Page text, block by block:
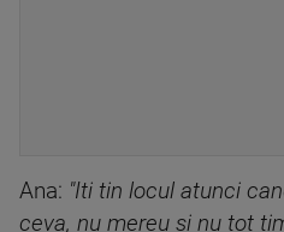
Ana: "Iti tin locul atunci
ceva, nu mereu si nu tot